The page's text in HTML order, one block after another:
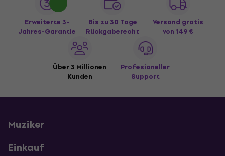
Erweiterte 3-
Jahres-Garantie
Bis zu 30 Tage
Rückgaberecht
Versand gratis
von 149 €
Über 3 Millionen
Kunden
Profesioneller
Support
Muziker
Einkauf